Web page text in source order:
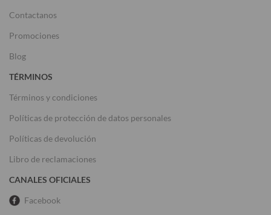
Contactanos
Promociones
Blog
TÉRMINOS
Términos y condiciones
Políticas de protección de datos personales
Políticas de devolución
Libro de reclamaciones
CANALES OFICIALES
Facebook